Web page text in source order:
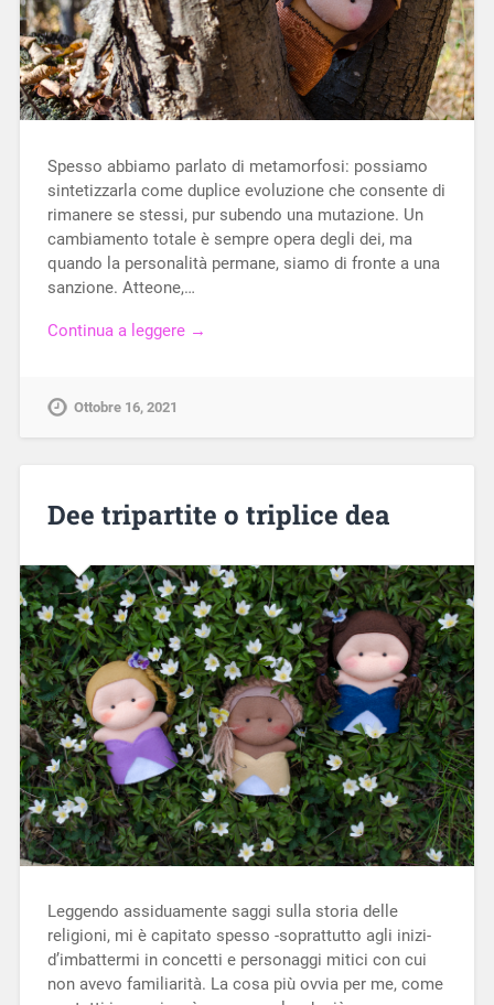
Spesso abbiamo parlato di metamorfosi: possiamo
sintetizzarla come duplice evoluzione che consente di
rimanere se stessi, pur subendo una mutazione. Un
cambiamento totale è sempre opera degli dei, ma
quando la personalità permane, siamo di fronte a una
sanzione. Atteone,…
Continua a leggere →
Ottobre 16, 2021
Dee tripartite o triplice dea
Leggendo assiduamente saggi sulla storia delle
religioni, mi è capitato spesso -soprattutto agli inizi-
d’imbattermi in concetti e personaggi mitici con cui
non avevo familiarità. La cosa più ovvia per me, come